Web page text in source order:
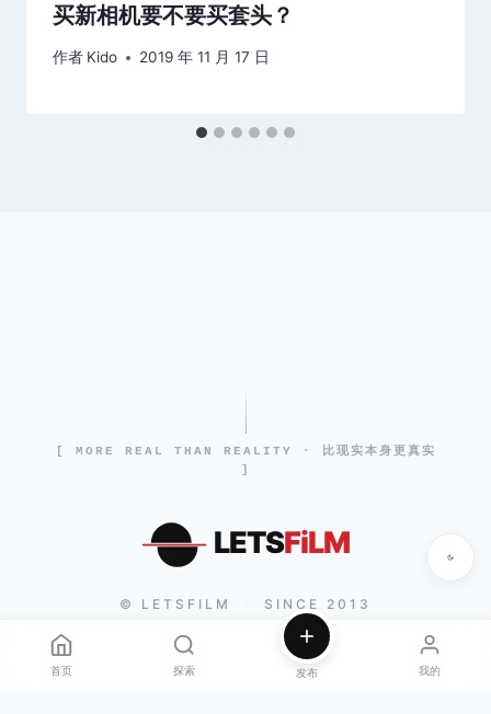
买新相机要不要买套头？
作者 Kido 2019 年 11 月 17 日
[ MORE REAL THAN REALITY · 比现实本身更真实
]
LETSFiLM
© LETSFILM SINCE 2013
首页 探索 发布 我的